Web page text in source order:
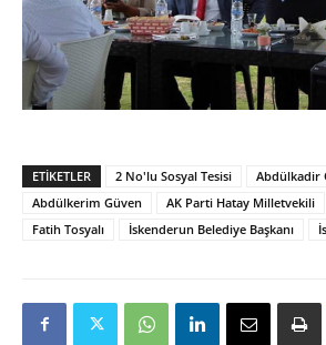
ETIKETLER 2 No'lu Sosyal Tesisi
Abdülkadir
Abdülkerim Güven
AK Parti Hatay Milletvekili
Fatih Tosyalı
İskenderun Belediye Başkanı